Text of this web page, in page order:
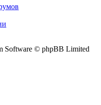
Software © phpBB Limited